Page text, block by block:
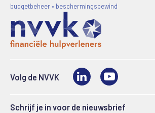
budgetbeheer • beschermingsbewind
Volg de NVVK LinkedIn
Schrijf je in voor de nieuwsbrief